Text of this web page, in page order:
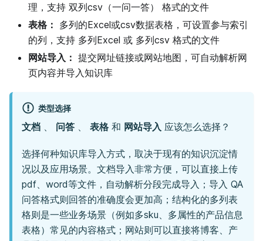
理，支持 双列csv（一问一答） 格式的文件
表格： 多列的Excel或csv数据表格，可设置参与索引
的列，支持 多列Excel 或 多列csv 格式的文件
网站导入： 提交网址链接或网站地图，可自动解析网
页内容并导入知识库
类型选择
文档 、 问答 、 表格 和 网站导入 应该怎么选择？
选择何种知识库导入方式，取决于现有的知识沉淀情
况以及应用场景。文档导入非常方便，可以直接上传
pdf、word等文件，自动解析分段完成导入；导入 QA
问答格式则回答的准确度会更加高；结构化的多列表
格则是一些业务场景（例如多sku、多属性的产品信息
表格）常见的内容格式；网站则可以直接将博客、产